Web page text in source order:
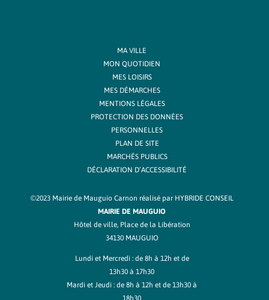
MA VILLE
MON QUOTIDIEN
MES LOISIRS
MES DÉMARCHES
MENTIONS LÉGALES
PROTECTION DES DONNÉES
PERSONNELLES
PLAN DE SITE
MARCHÉS PUBLICS
DÉCLARATION D’ACCESSIBILITÉ
©2023 Mairie de Mauguio Carnon réalisé par HYBRIDE CONSEIL
MAIRIE DE MAUGUIO
Hôtel de ville, Place de la Libération
34130 MAUGUIO
Lundi et Mercredi : de 8h à 12h et de
13h30 à 17h30
Mardi et Jeudi : de 8h à 12h et de 13h30 à